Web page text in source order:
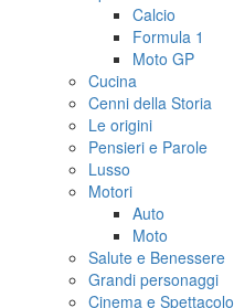
Calcio
Formula 1
Moto GP
Cucina
Cenni della Storia
Le origini
Pensieri e Parole
Lusso
Motori
Auto
Moto
Salute e Benessere
Grandi personaggi
Cinema e Spettacolo